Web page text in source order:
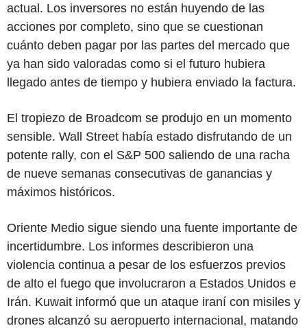
actual. Los inversores no están huyendo de las
acciones por completo, sino que se cuestionan
cuánto deben pagar por las partes del mercado que
ya han sido valoradas como si el futuro hubiera
llegado antes de tiempo y hubiera enviado la factura.
El tropiezo de Broadcom se produjo en un momento
sensible. Wall Street había estado disfrutando de un
potente rally, con el S&P 500 saliendo de una racha
de nueve semanas consecutivas de ganancias y
máximos históricos.
Oriente Medio sigue siendo una fuente importante de
incertidumbre. Los informes describieron una
violencia continua a pesar de los esfuerzos previos
de alto el fuego que involucraron a Estados Unidos e
Irán. Kuwait informó que un ataque iraní con misiles y
drones alcanzó su aeropuerto internacional, matando